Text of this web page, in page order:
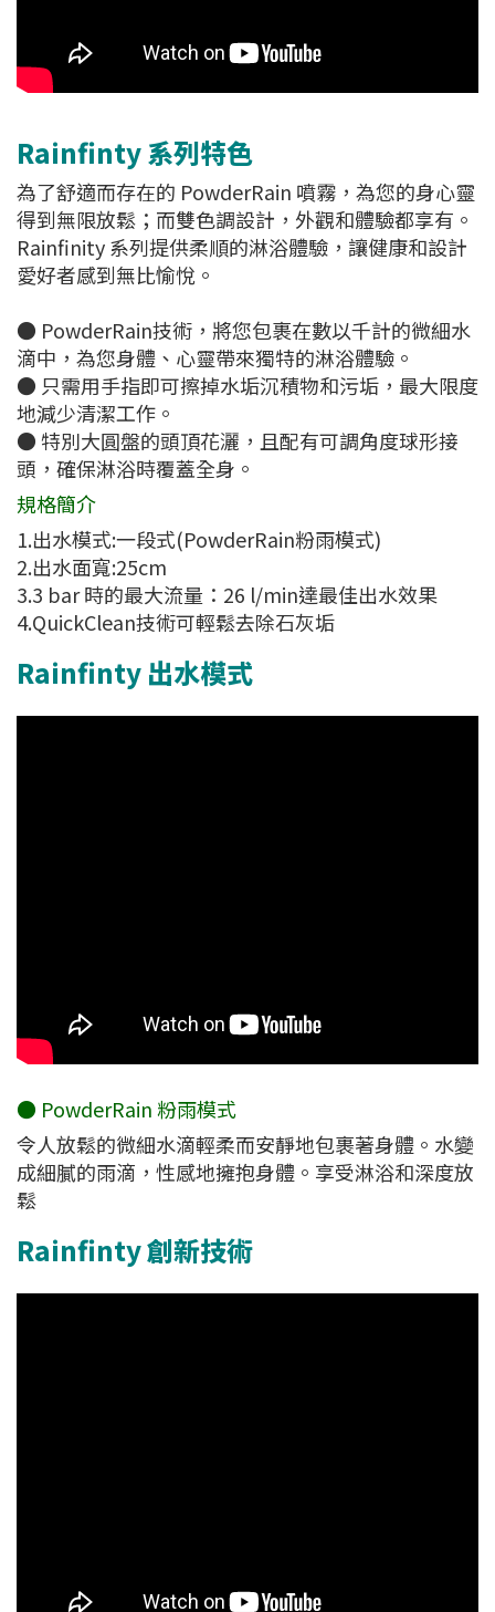
Rainfinty 系列特色
為了舒適而存在的 PowderRain 噴霧，為您的身心靈
得到無限放鬆；而雙色調設計，外觀和體驗都享有。
Rainfinity 系列提供柔順的淋浴體驗，讓健康和設計
愛好者感到無比愉悅。
● PowderRain技術，將您包裹在數以千計的微細水
滴中，為您身體、心靈帶來獨特的淋浴體驗。
● 只需用手指即可擦掉水垢沉積物和污垢，最大限度
地減少清潔工作。
● 特別大圓盤的頭頂花灑，且配有可調角度球形接
頭，確保淋浴時覆蓋全身。
規格簡介
1.出水模式:一段式(PowderRain粉雨模式)
2.出水面寬:25cm
3.3 bar 時的最大流量：26 l/min達最佳出水效果
4.QuickClean技術可輕鬆去除石灰垢
Rainfinty 出水模式
● PowderRain 粉雨模式
令人放鬆的微細水滴輕柔而安靜地包裹著身體。水變
成細膩的雨滴，性感地擁抱身體。享受淋浴和深度放
鬆
Rainfinty 創新技術